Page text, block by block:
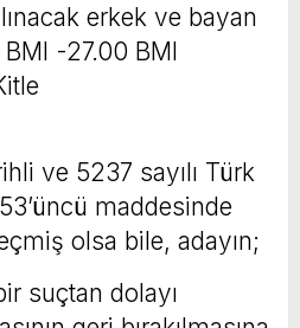
erkek ve bayan
-27.00 BMI
ve 5237 sayılı Türk
maddesinde
olsa bile, adayın;
suçtan dolayı